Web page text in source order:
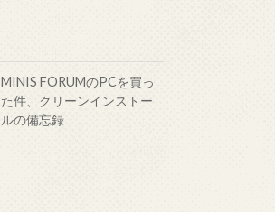
MINIS FORUMのPCを買っ
た件、クリーンインストー
ルの備忘録